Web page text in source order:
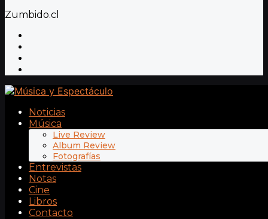
Zumbido.cl
Noticias
Música
Live Review
Album Review
Fotografías
Entrevistas
Notas
Cine
Libros
Contacto